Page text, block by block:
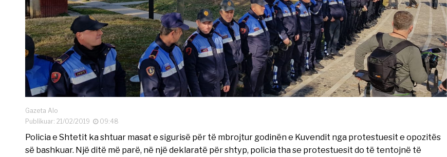
Gazeta Alo
Publikuar: 21/02/2019
09:48
Policia e Shtetit ka shtuar masat e sigurisë për të mbrojtur godinën e Kuvendit nga protestuesit e opozitës
së bashkuar. Një ditë më parë, në një deklaratë për shtyp, policia tha se protestuesit do të tentojnë të